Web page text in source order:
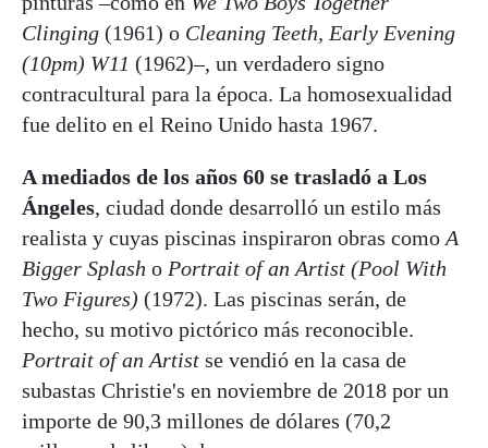
Clinging (1961) o Cleaning Teeth, Early Evening
(10pm) W11 (1962)–, un verdadero signo
contracultural para la época. La homosexualidad
fue delito en el Reino Unido hasta 1967.
A mediados de los años 60 se trasladó a Los
Ángeles, ciudad donde desarrolló un estilo más
realista y cuyas piscinas inspiraron obras como A
Bigger Splash o Portrait of an Artist (Pool With
Two Figures) (1972). Las piscinas serán, de
hecho, su motivo pictórico más reconocible.
Portrait of an Artist se vendió en la casa de
subastas Christie's en noviembre de 2018 por un
importe de 90,3 millones de dólares (70,2